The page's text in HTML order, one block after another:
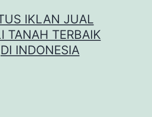
IKLAN JUAL
TANAH TERBAIK
DI INDONESIA